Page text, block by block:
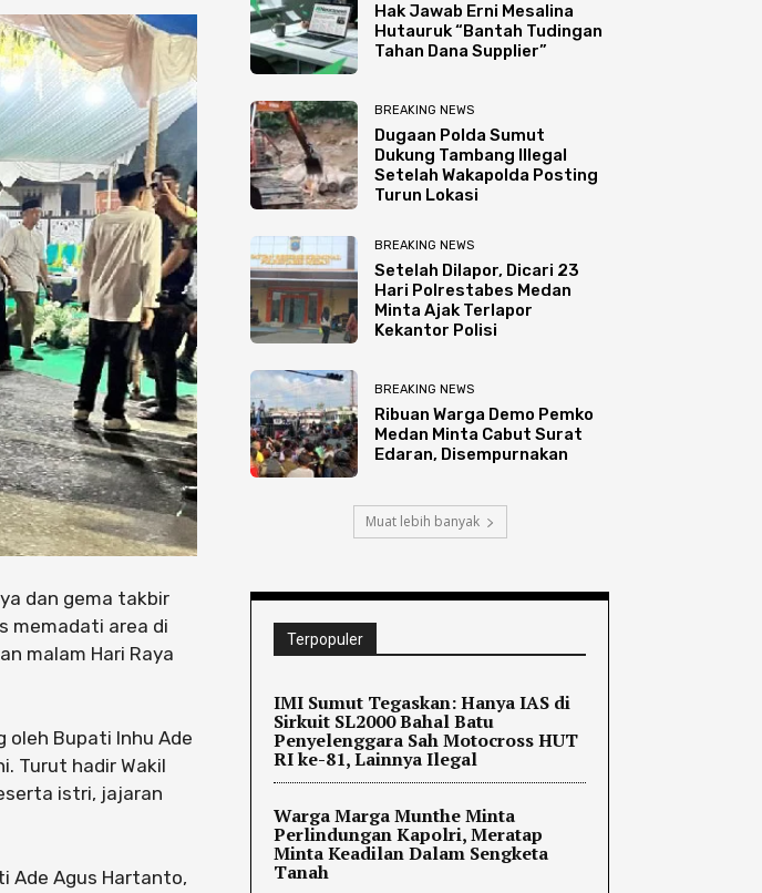
dan gema takbir
memadati area di
malam Hari Raya
oleh Bupati Inhu Ade
Turut hadir Wakil
istri, jajaran
Ade Agus Hartanto,
Hak Jawab Erni Mesalina
Hutauruk “Bantah Tudingan
Tahan Dana Supplier”
BREAKING NEWS
Dugaan Polda Sumut
Dukung Tambang Illegal
Setelah Wakapolda Posting
Turun Lokasi
BREAKING NEWS
Setelah Dilapor, Dicari 23
Hari Polrestabes Medan
Minta Ajak Terlapor
Kekantor Polisi
BREAKING NEWS
Ribuan Warga Demo Pemko
Medan Minta Cabut Surat
Edaran, Disempurnakan
Muat lebih banyak
Terpopuler
IMI Sumut Tegaskan: Hanya IAS di
Sirkuit SL2000 Bahal Batu
Penyelenggara Sah Motocross HUT
RI ke-81, Lainnya Ilegal
Warga Marga Munthe Minta
Perlindungan Kapolri, Meratap
Minta Keadilan Dalam Sengketa
Tanah